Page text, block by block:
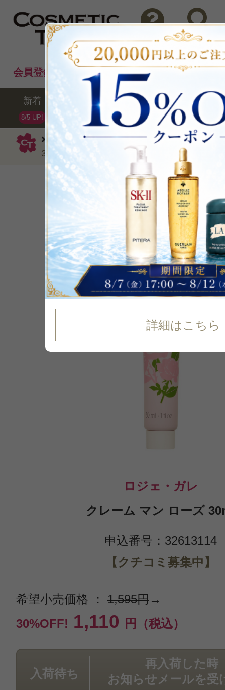
ロジェ・ガレ
ハンドクリーム・ケア
30ml
問い合わせ 検索
会員登録後のお買い物でポイントプレゼント！
新着
8/5 UP!
セール ランキング ブ
詳細はこちら
心と肌が喜ぶ、ローズ
30%
OFF
ロジェ・ガレ
クレーム マン ローズ
申込番号：32613114
【クチコミ募集中】
希望小売価格 ： 1,595円→
30%OFF! 1,110 円（税込）
入荷待ち
再入荷した時
お知らせメールを受